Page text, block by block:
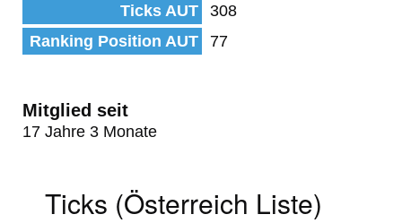
Ticks AUT
308
Ranking Position AUT
77
Mitglied seit
17 Jahre 3 Monate
Ticks (Österreich Liste)